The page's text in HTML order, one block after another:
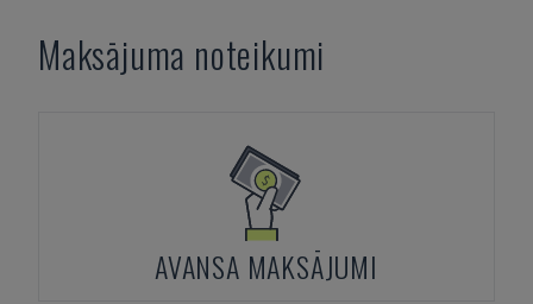
Maksājuma noteikumi
AVANSA MAKSĀJUMI